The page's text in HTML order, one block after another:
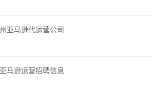
亚马逊代运营公司
马逊运营招聘信息